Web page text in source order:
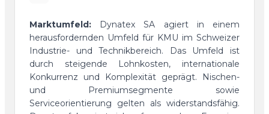
Marktumfeld: Dynatex SA agiert in einem
herausfordernden Umfeld für KMU im Schweizer
Industrie- und Technikbereich. Das Umfeld ist
durch steigende Lohnkosten, internationale
Konkurrenz und Komplexität geprägt. Nischen-
und Premiumsegmente sowie
Serviceorientierung gelten als widerstandsfähig.